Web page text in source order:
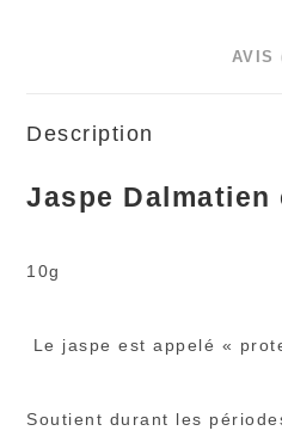
AVIS
Description
Jaspe Dalmatien
10g
Le jaspe est appelé «
Soutient durant les